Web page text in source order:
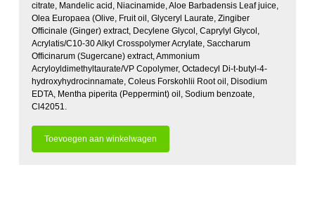
citrate, Mandelic acid, Niacinamide, Aloe Barbadensis Leaf juice,
Olea Europaea (Olive, Fruit oil, Glyceryl Laurate, Zingiber
Officinale (Ginger) extract, Decylene Glycol, Caprylyl Glycol,
Acrylatis/C10-30 Alkyl Crosspolymer Acrylate, Saccharum
Officinarum (Sugercane) extract, Ammonium
Acryloyldimethyltaurate/VP Copolymer, Octadecyl Di-t-butyl-4-
hydroxyhydrocinnamate, Coleus Forskohlii Root oil, Disodium
EDTA, Mentha piperita (Peppermint) oil, Sodium benzoate,
Cl42051.